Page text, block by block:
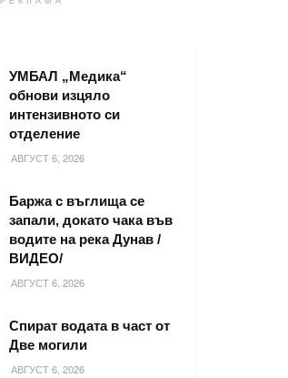
УМБАЛ „Медика“
обнови изцяло
интензивното си
отделение
АВГУСТ 6, 2026
Баржа с въглища се
запали, докато чака във
водите на река Дунав /
ВИДЕО/
АВГУСТ 6, 2026
Спират водата в част от
Две могили
АВГУСТ 6, 2026